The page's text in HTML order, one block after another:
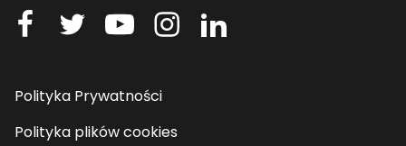
Polityka Prywatności
Polityka plików cookies